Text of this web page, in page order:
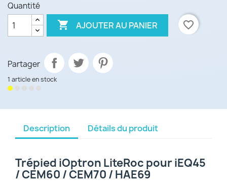
Quantité
 AJOUTER AU PANIER favorite_border
Partager
1 article en stock
Description Détails du produit
Trépied iOptron LiteRoc pour iEQ45
/ CEM60 / CEM70 / HAE69